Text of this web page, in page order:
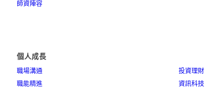
師資陣容
個人成長
職場溝通
職能精進
投資理財
資訊科技